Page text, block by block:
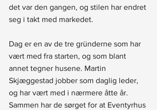
det var den gangen, og stilen har endret
seg i takt med markedet.
Dag er en av de tre gründerne som har
vært med fra starten, og som blant
annet tegner husene. Martin
Skjæggestad jobber som daglig leder,
og har vært med i nærmere åtte år.
Sammen har de sørget for at Eventyrhus